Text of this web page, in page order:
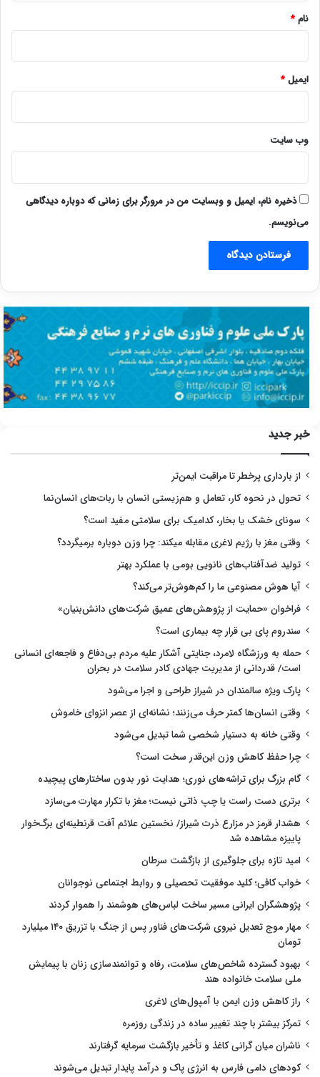
نام*
ایمیل*
وب‌ سایت
ذخیره نام، ایمیل و وبسایت من در مرورگر برای زمانی که دوباره دیدگاهی
می‌نویسم.
خبر جدید
از بارداری پرخطر تا مراقبت ایمن‌تر
تحول در نحوه کار، تعامل و هم‌زیستی انسان با ربات‌های انسان‌نما
سونای خشک یا بخار، کدامیک برای سلامتی مفید است؟
وقتی مغز با رژیم لاغری مقابله میکند: چرا وزن دوباره برمیگردد؟
تولید ضدآفتاب‌های نانویی بومی با عملکرد بهتر
آیا هوش مصنوعی ما را کم‌هوش‌تر می‌کند؟
فراخوان «حمایت از پژوهش‌های عمیق شرکت‌های دانش‌بنیان»
سندروم پای بی قرار چه بیماری است؟
حمله به ورزشگاه لامرد، جنایتی آشکار علیه مردم بی‌دفاع و فاجعه‌ای انسانی
است/ قدردانی از مدیریت جهادی کادر سلامت در بحران
پارک ویژه سالمندان در شیراز طراحی و اجرا می‌شود
وقتی انسان‌ها کمتر حرف می‌زنند؛ نشانه‌ای از عصر انزوای خاموش
وقتی خانه به دستیار شخصی شما تبدیل می‌شود
چرا حفظ کاهش وزن این‌قدر سخت است؟
گام بزرگ برای تراشه‌های نوری؛ هدایت نور بدون ساختارهای پیچیده
برتری دست راست یا چپ ذاتی نیست؛ مغز با تکرار مهارت می‌سازد
هشدار قرمز در مزارع ذرت شیراز/ نخستین علائم آفت قرنطینه‌ای برگ‌خوار
پاییزه مشاهده شد
امید تازه برای جلوگیری از بازگشت سرطان
خواب کافی؛ کلید موفقیت تحصیلی و روابط اجتماعی نوجوانان
پژوهشگران ایرانی مسیر ساخت لباس‌های هوشمند را هموار کردند
مهار موج تعدیل نیروی شرکت‌های فناور پس از جنگ با تزریق ۱۴۰ میلیارد
تومان
بهبود گسترده شاخص‌های سلامت، رفاه و توانمندسازی زنان با پیمایش
ملی سلامت خانواده هند
راز کاهش وزن ایمن با آمپول‌های لاغری
تمرکز بیشتر با چند تغییر ساده در زندگی روزمره
ناشران میان گرانی کاغذ و تأخیر بازگشت سرمایه گرفتارند
کودهای دامی فارس به انرژی پاک و درآمد پایدار تبدیل می‌شوند